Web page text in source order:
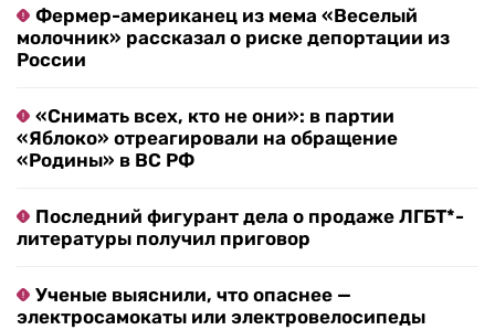
Фермер-американец из мема «Веселый
молочник» рассказал о риске депортации из
России
«Снимать всех, кто не они»: в партии
«Яблоко» отреагировали на обращение
«Родины» в ВС РФ
Последний фигурант дела о продаже ЛГБТ*-
литературы получил приговор
Ученые выяснили, что опаснее —
электросамокаты или электровелосипеды